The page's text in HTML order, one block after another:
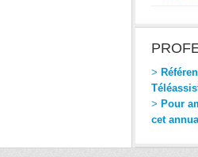
>
> Pour
cet